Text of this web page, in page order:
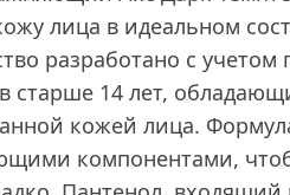
лица в идеальном
разработано с учетом
старше 14 лет,
кожей лица.
компонентами,